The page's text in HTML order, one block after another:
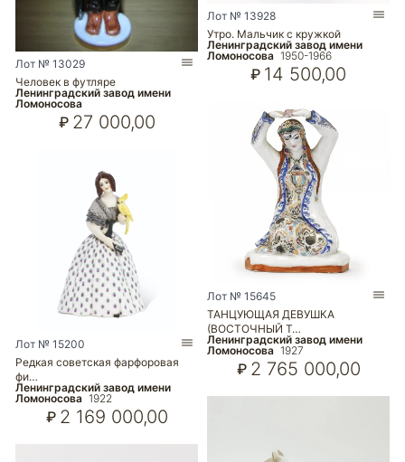
Лот № 13029
Человек в футляре
Ленинградский завод имени
Ломоносова
₽ 27 000,00
Лот № 15200
Редкая советская фарфоровая
фи…
Ленинградский завод имени
Ломоносова 1922
₽ 2 169 000,00
Лот № 13928
Утро. Мальчик с кружкой
Ленинградский завод имени
Ломоносова 1950-1966
₽ 14 500,00
Лот № 15645
ТАНЦУЮЩАЯ ДЕВУШКА
(ВОСТОЧНЫЙ Т…
Ленинградский завод имени
Ломоносова 1927
₽ 2 765 000,00